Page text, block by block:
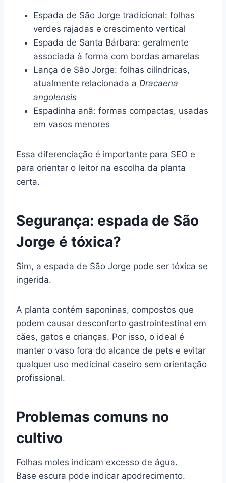
Espada de São Jorge tradicional: folhas
verdes rajadas e crescimento vertical
Espada de Santa Bárbara: geralmente
associada à forma com bordas amarelas
Lança de São Jorge: folhas cilíndricas,
atualmente relacionada a Dracaena
angolensis
Espadinha anã: formas compactas, usadas
em vasos menores
Essa diferenciação é importante para SEO e
para orientar o leitor na escolha da planta
certa.
Segurança: espada de São
Jorge é tóxica?
Sim, a espada de São Jorge pode ser tóxica se
ingerida.
A planta contém saponinas, compostos que
podem causar desconforto gastrointestinal em
cães, gatos e crianças. Por isso, o ideal é
manter o vaso fora do alcance de pets e evitar
qualquer uso medicinal caseiro sem orientação
profissional.
Problemas comuns no
cultivo
Folhas moles indicam excesso de água.
Base escura pode indicar apodrecimento.